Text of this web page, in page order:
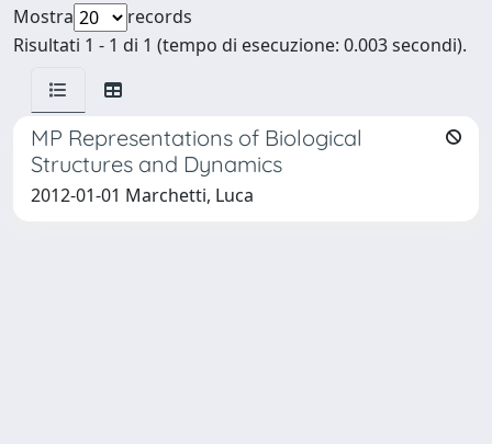
Mostra
records
Risultati 1 - 1 di 1 (tempo di esecuzione: 0.003 secondi).
MP Representations of Biological
Structures and Dynamics
2012-01-01 Marchetti, Luca